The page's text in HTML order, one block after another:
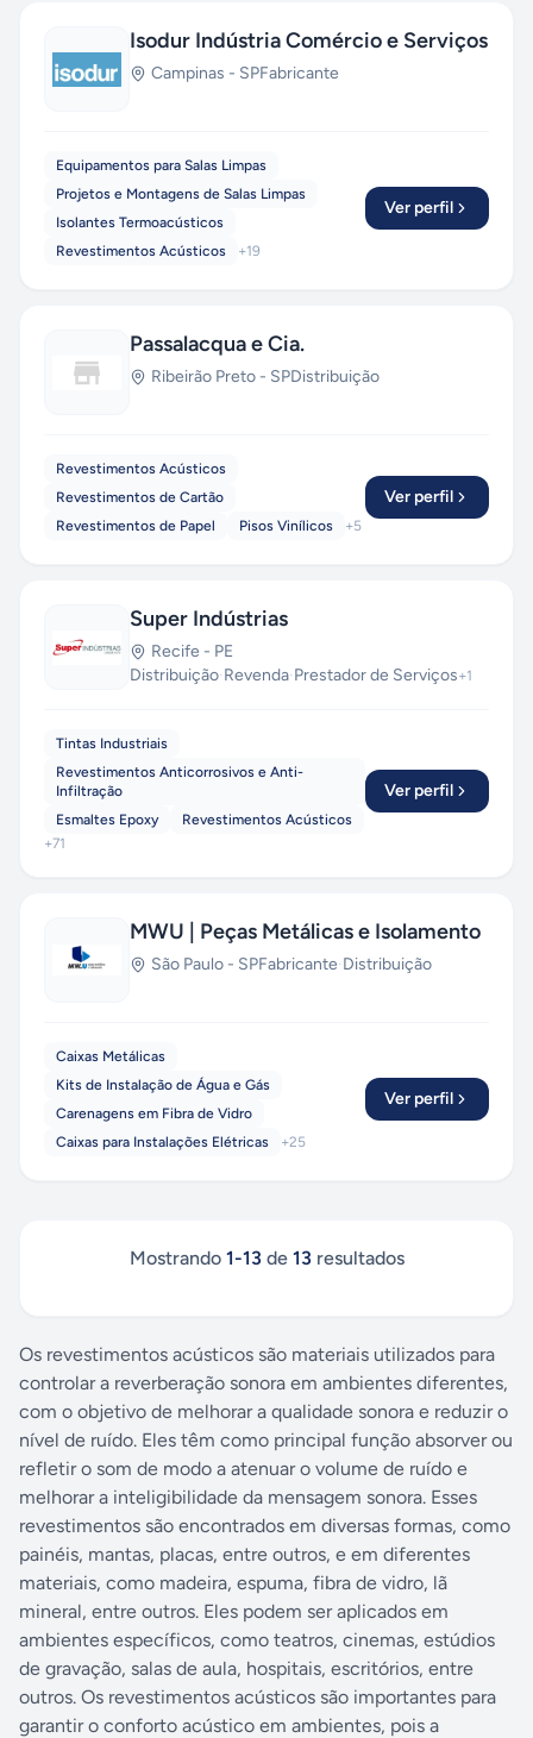
Isodur Indústria Comércio e Serviços
Campinas - SPFabricante
Equipamentos para Salas Limpas
Projetos e Montagens de Salas Limpas
Isolantes Termoacústicos
Revestimentos Acústicos
+19
Ver perfil
Passalacqua e Cia.
Ribeirão Preto - SPDistribuição
Revestimentos Acústicos
Revestimentos de Cartão
Revestimentos de Papel
Pisos Vinílicos +5
Ver perfil
Super Indústrias
Recife - PE
Distribuição·Revenda·Prestador de Serviços+1
Tintas Industriais
Revestimentos Anticorrosivos e Anti-
Infiltração
Esmaltes Epoxy
Revestimentos Acústicos
+71
Ver perfil
MWU | Peças Metálicas e Isolamento
São Paulo - SPFabricante·Distribuição
Caixas Metálicas
Kits de Instalação de Água e Gás
Carenagens em Fibra de Vidro
Caixas para Instalações Elétricas
+25
Ver perfil
Mostrando 1-13 de 13 resultados
Os revestimentos acústicos são materiais utilizados para
controlar a reverberação sonora em ambientes diferentes,
com o objetivo de melhorar a qualidade sonora e reduzir o
nível de ruído. Eles têm como principal função absorver ou
refletir o som de modo a atenuar o volume de ruído e
melhorar a inteligibilidade da mensagem sonora. Esses
revestimentos são encontrados em diversas formas, como
painéis, mantas, placas, entre outros, e em diferentes
materiais, como madeira, espuma, fibra de vidro, lã
mineral, entre outros. Eles podem ser aplicados em
ambientes específicos, como teatros, cinemas, estúdios
de gravação, salas de aula, hospitais, escritórios, entre
outros. Os revestimentos acústicos são importantes para
garantir o conforto acústico em ambientes, pois a